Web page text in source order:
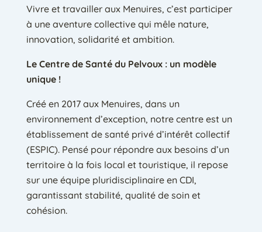
Vivre et travailler aux Menuires, c’est participer
à une aventure collective qui mêle nature,
innovation, solidarité et ambition.
Le Centre de Santé du Pelvoux : un modèle
unique !
Créé en 2017 aux Menuires, dans un
environnement d’exception, notre centre est un
établissement de santé privé d’intérêt collectif
(ESPIC). Pensé pour répondre aux besoins d’un
territoire à la fois local et touristique, il repose
sur une équipe pluridisciplinaire en CDI,
garantissant stabilité, qualité de soin et
cohésion.